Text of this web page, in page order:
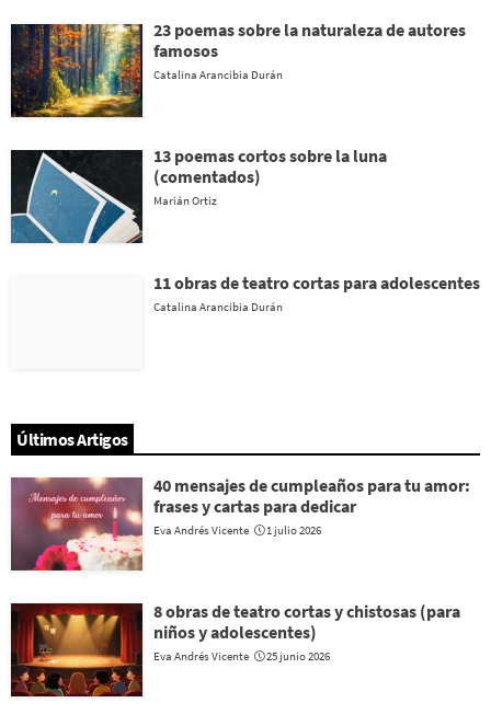
23 poemas sobre la naturaleza de autores
famosos
Catalina Arancibia Durán
13 poemas cortos sobre la luna
(comentados)
Marián Ortiz
11 obras de teatro cortas para adolescentes
Catalina Arancibia Durán
Últimos Artigos
40 mensajes de cumpleaños para tu amor:
frases y cartas para dedicar
Eva Andrés Vicente 1 julio 2026
8 obras de teatro cortas y chistosas (para
niños y adolescentes)
Eva Andrés Vicente 25 junio 2026